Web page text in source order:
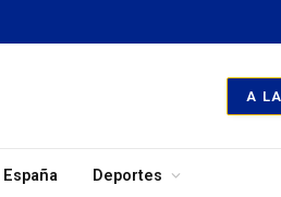
A
España Deportes